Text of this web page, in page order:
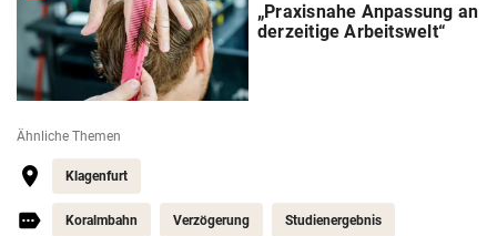
„Praxisnahe Anpassung an
derzeitige Arbeitswelt“
Ähnliche Themen
Klagenfurt
Koralmbahn Verzögerung Studienergebnis